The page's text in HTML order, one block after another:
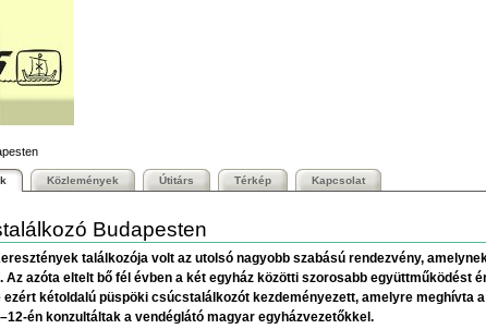
Közlemények Útitárs Térkép Kapcsolat
Budapesten
találkozója volt az utolsó nagyobb szabású rendezvény,
azóta eltelt bő fél évben a két egyház közötti szorosabb együttműködést
kétoldalú püspöki csúcstalálkozót kezdeményezett, amelyre meghívta
én konzultáltak a vendéglátó magyar egyházvezetőkkel.